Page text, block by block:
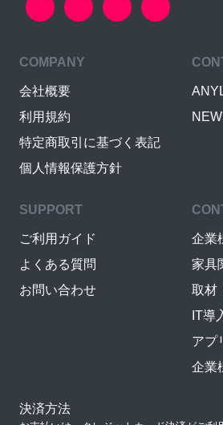
COMPANY
会社概要
利用規約
特定商取引に基づく表記
個人情報保護方針
SUPPORT
ご利用ガイド
よくある質問
お問い合わせ
企業
家具
取材
IT導
アプ
企業
決済方法